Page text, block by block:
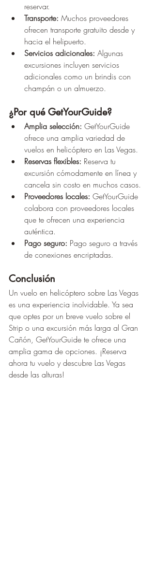
reservar.
Transporte: Muchos proveedores
ofrecen transporte gratuito desde y
hacia el helipuerto.
Servicios adicionales: Algunas
excursiones incluyen servicios
adicionales como un brindis con
champán o un almuerzo.
¿Por qué GetYourGuide?
Amplia selección: GetYourGuide
ofrece una amplia variedad de
vuelos en helicóptero en Las Vegas.
Reservas flexibles: Reserva tu
excursión cómodamente en línea y
cancela sin costo en muchos casos.
Proveedores locales: GetYourGuide
colabora con proveedores locales
que te ofrecen una experiencia
auténtica.
Pago seguro: Pago seguro a través
de conexiones encriptadas.
Conclusión
Un vuelo en helicóptero sobre Las Vegas
es una experiencia inolvidable. Ya sea
que optes por un breve vuelo sobre el
Strip o una excursión más larga al Gran
Cañón, GetYourGuide te ofrece una
amplia gama de opciones. ¡Reserva
ahora tu vuelo y descubre Las Vegas
desde las alturas!